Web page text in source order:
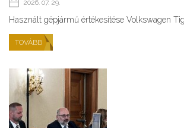
2026. 07. 29.
Használt gépjármű értékesítése Volkswagen
TOVÁBB